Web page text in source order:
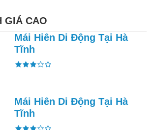
GIÁ CAO
Mái Hiên Di Động Tại Hà
Tĩnh
Mái Hiên Di Động Tại Hà
Tĩnh